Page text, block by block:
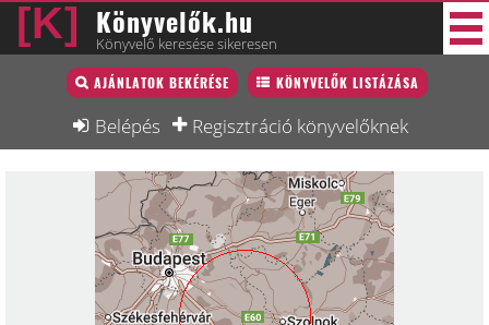
Könyvelők.hu
Könyvelő keresése sikeresen
AJÁNLATOK BEKÉRÉSE KÖNYVELŐK LISTÁZÁSA
Belépés Regisztráció könyvelőknek
Könyvelő lista
Könyvelési munkák